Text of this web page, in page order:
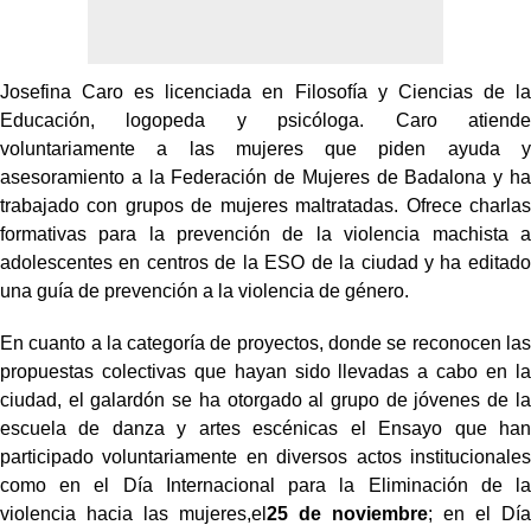
Josefina Caro es licenciada en Filosofía y Ciencias de la
Educación, logopeda y psicóloga. Caro atiende
voluntariamente a las mujeres que piden ayuda y
asesoramiento a la Federación de Mujeres de Badalona y ha
trabajado con grupos de mujeres maltratadas. Ofrece charlas
formativas para la prevención de la violencia machista a
adolescentes en centros de la ESO de la ciudad y ha editado
una guía de prevención a la violencia de género.
En cuanto a la categoría de proyectos, donde se reconocen las
propuestas colectivas que hayan sido llevadas a cabo en la
ciudad, el galardón se ha otorgado al grupo de jóvenes de la
escuela de danza y artes escénicas el Ensayo que han
participado voluntariamente en diversos actos institucionales
como en el Día Internacional para la Eliminación de la
violencia hacia las mujeres,el 25 de noviembre; en el Día